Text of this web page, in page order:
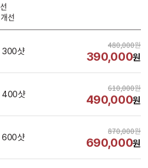
선
300샷
480,000원
390,000원
400샷
610,000원
490,000원
600샷
870,000원
690,000원